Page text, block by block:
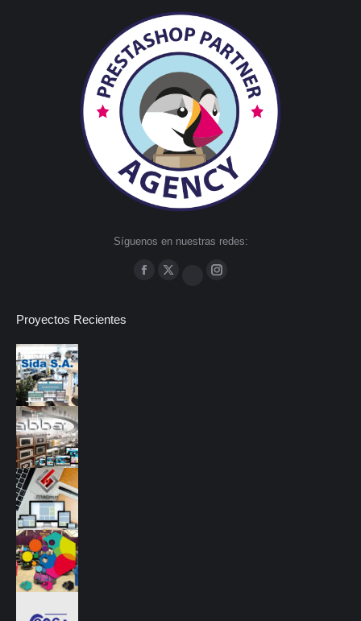
Síguenos en nuestras redes:
Facebook
Twitter Instagram
Proyectos Recientes